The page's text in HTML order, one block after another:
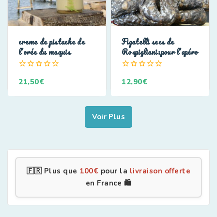
creme de pistache de
l’orée du maquis
de
21,50€
Figatelli secs de
Rospigliani:pour l’apéro
de
12,90€
Voir Plus
🇫🇷 Plus que 100€ pour la livraison offerte
en France 🛍️